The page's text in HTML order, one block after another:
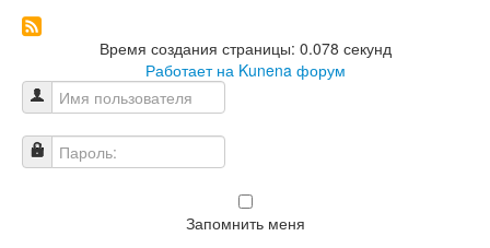
Время создания страницы: 0.078 секунд
Работает на Kunena форум
Имя пользователя
Пароль:
Запомнить меня